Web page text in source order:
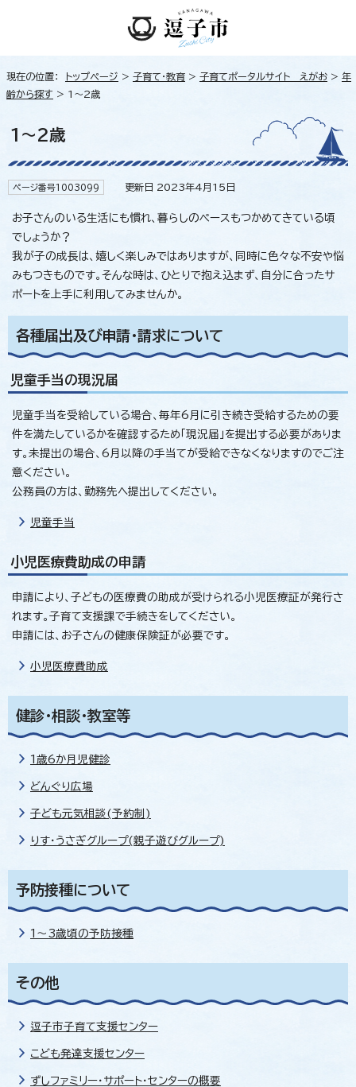
現在の位置： トップページ > 子育て・教育 > 子育てポータルサイト えがお > 年
齢から探す > 1～2歳
1～2歳
ページ番号1003099 更新日 2023年4月15日
お子さんのいる生活にも慣れ、暮らしのペースもつかめてきている頃
でしょうか？
我が子の成長は、嬉しく楽しみではありますが、同時に色々な不安や悩
みもつきものです。そんな時は、ひとりで抱え込まず、自分に合ったサ
ポートを上手に利用してみませんか。
各種届出及び申請・請求について
児童手当の現況届
児童手当を受給している場合、毎年6月に引き続き受給するための要
件を満たしているかを確認するため「現況届」を提出する必要がありま
す。未提出の場合、6月以降の手当てが受給できなくなりますのでご注
意ください。
公務員の方は、勤務先へ提出してください。
児童手当
小児医療費助成の申請
申請により、子どもの医療費の助成が受けられる小児医療証が発行さ
れます。子育て支援課で手続きをしてください。
申請には、お子さんの健康保険証が必要です。
小児医療費助成
健診・相談・教室等
1歳6か月児健診
どんぐり広場
子ども元気相談(予約制)
りす・うさぎグループ(親子遊びグループ)
予防接種について
1～3歳頃の予防接種
その他
逗子市子育て支援センター
こども発達支援センター
ずしファミリー・サポート・センターの概要